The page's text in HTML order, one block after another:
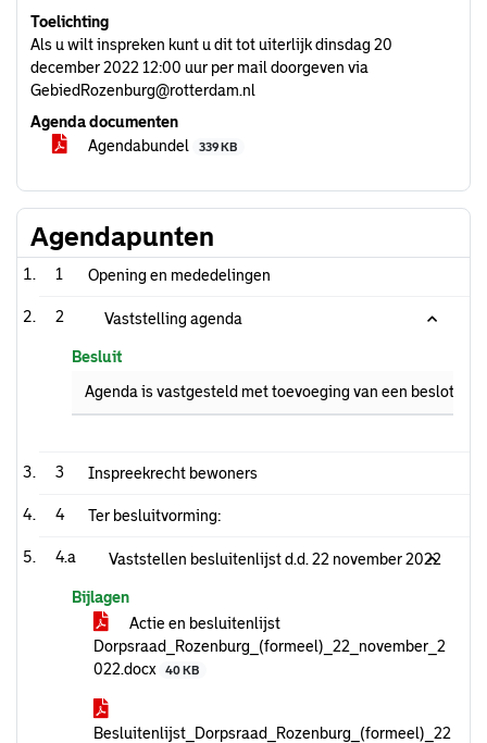
Toelichting
Als u wilt inspreken kunt u dit tot uiterlijk dinsdag 20
december 2022 12:00 uur per mail doorgeven via
GebiedRozenburg@rotterdam.nl
Agenda documenten
Agendabundel
339 KB
Agendapunten
1 Opening en mededelingen
2 Vaststelling agenda
Besluit
Agenda is vastgesteld met toevoeging van een besloten
3 Inspreekrecht bewoners
4 Ter besluitvorming:
4.a Vaststellen besluitenlijst d.d. 22 november 2022
Bijlagen
Actie en besluitenlijst
Dorpsraad_Rozenburg_(formeel)_22_november_2
022.docx
40 KB
Besluitenlijst_Dorpsraad_Rozenburg_(formeel)_22